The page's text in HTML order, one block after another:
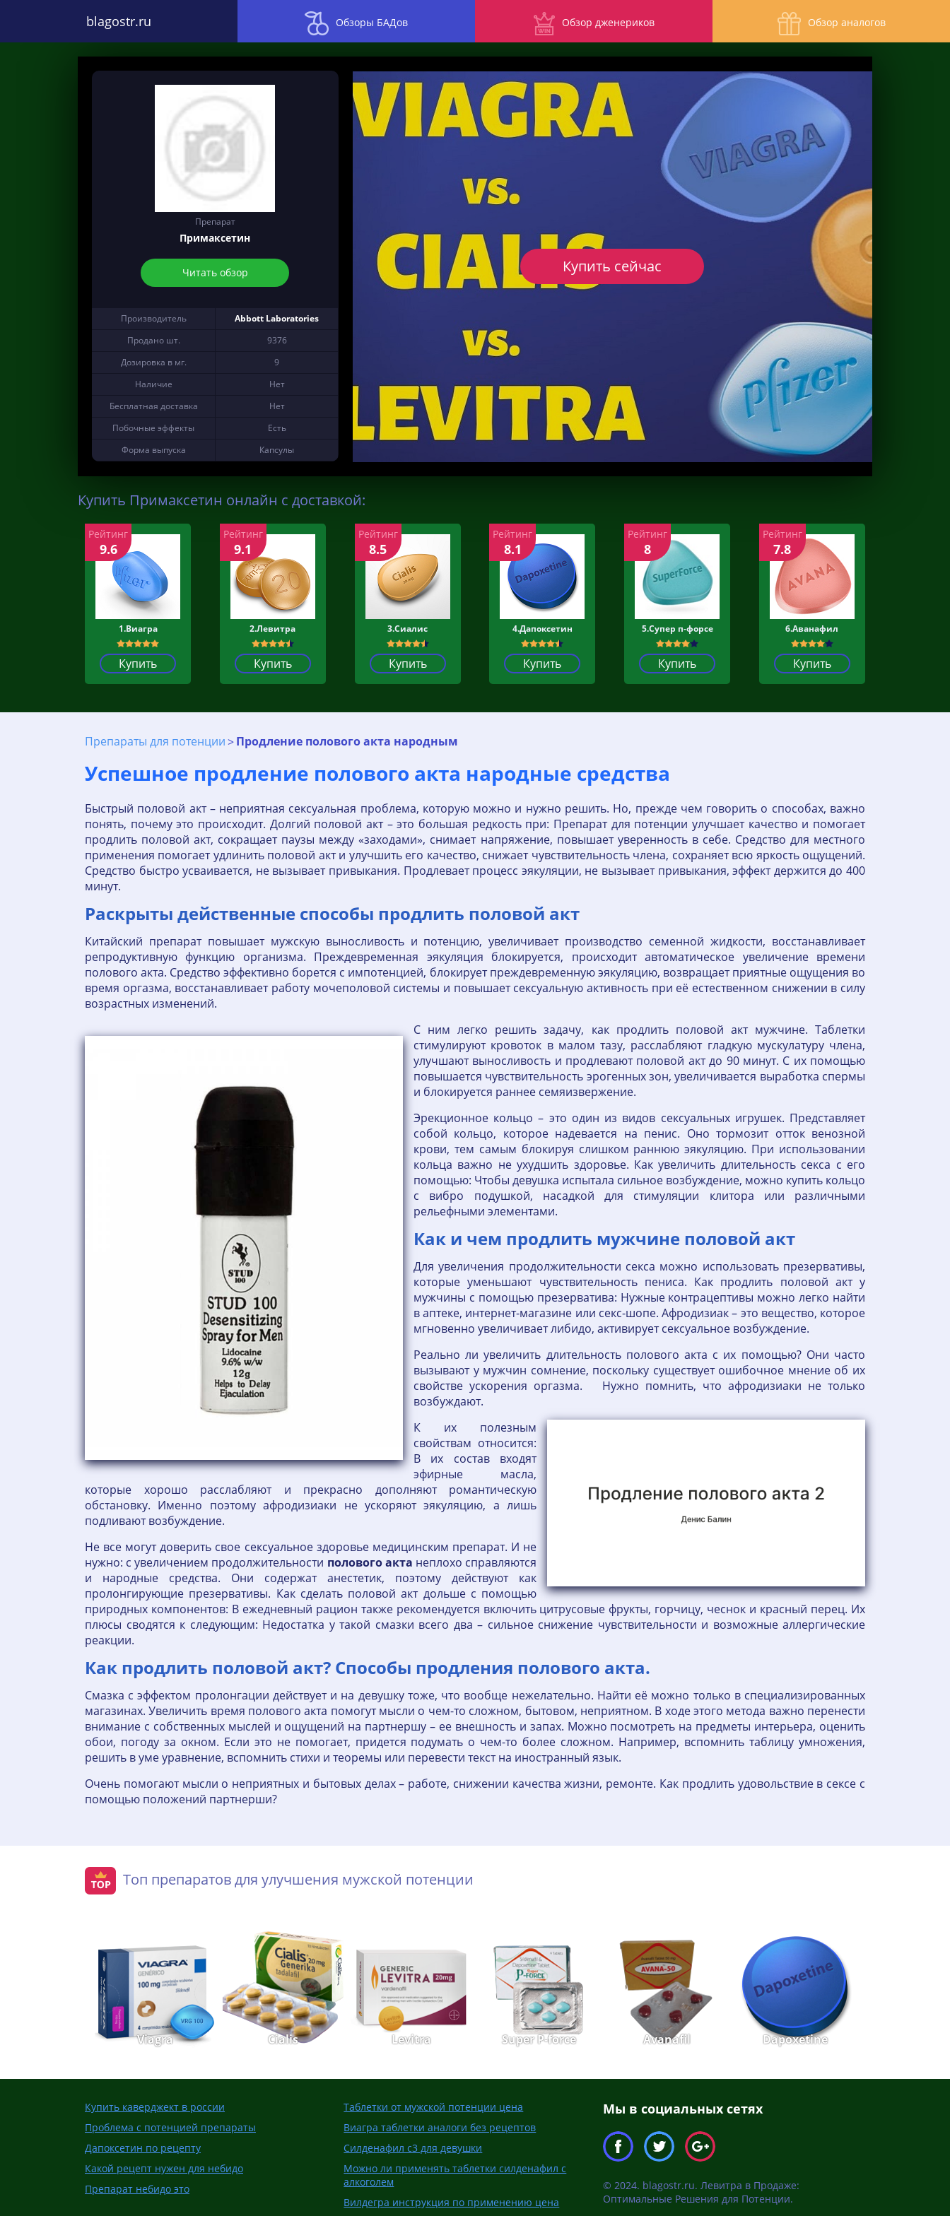
blagostr.ru Обзоры БАДов Обзор дженериков Обзор аналогов
Препарат
Примаксетин
Читать обзор
Производитель
Abbott Laboratories
Продано шт.
9376
Дозировка в мг.
9
Наличие
Нет
Бесплатная доставка
Нет
Побочные эффекты
Есть
Форма выпуска
Капсулы
Купить сейчас
Купить Примаксетин онлайн с доставкой:
1.Виагра
Купить
Рейтинг
9.6
2.Левитра
Купить
Рейтинг
9.1
3.Сиалис
Купить
Рейтинг
8.5
4.Дапоксетин
Купить
Рейтинг
8.1
5.Супер п-форсе
Купить
Рейтинг
8
6.Аванафил
Купить
Рейтинг
7.8
Препараты для потенции Продление полового акта народным
Успешное продление полового акта народные средства
Быстрый половой акт – неприятная сексуальная проблема, которую можно и нужно решить. Но, прежде чем говорить о способах, важно
понять, почему это происходит. Долгий половой акт – это большая редкость при: Препарат для потенции улучшает качество и помогает
продлить половой акт, сокращает паузы между «заходами», снимает напряжение, повышает уверенность в себе. Средство для местного
применения помогает удлинить половой акт и улучшить его качество, снижает чувствительность члена, сохраняет всю яркость ощущений.
Средство быстро усваивается, не вызывает привыкания. Продлевает процесс эякуляции, не вызывает привыкания, эффект держится до 400
минут.
Раскрыты действенные способы продлить половой акт
Китайский препарат повышает мужскую выносливость и потенцию, увеличивает производство семенной жидкости, восстанавливает
репродуктивную функцию организма. Преждевременная эякуляция блокируется, происходит автоматическое увеличение времени
полового акта. Средство эффективно борется с импотенцией, блокирует преждевременную эякуляцию, возвращает приятные ощущения во
время оргазма, восстанавливает работу мочеполовой системы и повышает сексуальную активность при её естественном снижении в силу
возрастных изменений.
С ним легко решить задачу, как продлить половой акт мужчине. Таблетки
стимулируют кровоток в малом тазу, расслабляют гладкую мускулатуру члена,
улучшают выносливость и продлевают половой акт до 90 минут. С их помощью
повышается чувствительность эрогенных зон, увеличивается выработка спермы
и блокируется раннее семяизвержение.
Эрекционное кольцо – это один из видов сексуальных игрушек. Представляет
собой кольцо, которое надевается на пенис. Оно тормозит отток венозной
крови, тем самым блокируя слишком раннюю эякуляцию. При использовании
кольца важно не ухудшить здоровье. Как увеличить длительность секса с его
помощью: Чтобы девушка испытала сильное возбуждение, можно купить кольцо
с вибро подушкой, насадкой для стимуляции клитора или различными
рельефными элементами.
Как и чем продлить мужчине половой акт
Для увеличения продолжительности секса можно использовать презервативы,
которые уменьшают чувствительность пениса. Как продлить половой акт у
мужчины с помощью презерватива: Нужные контрацептивы можно легко найти
в аптеке, интернет-магазине или секс-шопе. Афродизиак – это вещество, которое
мгновенно увеличивает либидо, активирует сексуальное возбуждение.
Реально ли увеличить длительность полового акта с их помощью? Они часто
вызывают у мужчин сомнение, поскольку существует ошибочное мнение об их
свойстве ускорения оргазма. Нужно помнить, что афродизиаки не только
возбуждают.
К их полезным
свойствам относится:
В их состав входят
эфирные масла,
которые хорошо расслабляют и прекрасно дополняют романтическую
обстановку. Именно поэтому афродизиаки не ускоряют эякуляцию, а лишь
подливают возбуждение.
Не все могут доверить свое сексуальное здоровье медицинским препарат. И не
нужно: с увеличением продолжительности полового акта неплохо справляются
и народные средства. Они содержат анестетик, поэтому действуют как
пролонгирующие презервативы. Как сделать половой акт дольше с помощью
природных компонентов: В ежедневный рацион также рекомендуется включить цитрусовые фрукты, горчицу, чеснок и красный перец. Их
плюсы сводятся к следующим: Недостатка у такой смазки всего два – сильное снижение чувствительности и возможные аллергические
реакции.
Как продлить половой акт? Способы продления полового акта.
Смазка с эффектом пролонгации действует и на девушку тоже, что вообще нежелательно. Найти её можно только в специализированных
магазинах. Увеличить время полового акта помогут мысли о чем-то сложном, бытовом, неприятном. В ходе этого метода важно перенести
внимание с собственных мыслей и ощущений на партнершу – ее внешность и запах. Можно посмотреть на предметы интерьера, оценить
обои, погоду за окном. Если это не помогает, придется подумать о чем-то более сложном. Например, вспомнить таблицу умножения,
решить в уме уравнение, вспомнить стихи и теоремы или перевести текст на иностранный язык.
Очень помогают мысли о неприятных и бытовых делах – работе, снижении качества жизни, ремонте. Как продлить удовольствие в сексе с
помощью положений партнерши?
Топ препаратов для улучшения мужской потенции
Viagra Cialis Levitra Super P-force Avanafil Dapoxetine
Купить каверджект в россии
Проблема с потенцией препараты
Дапоксетин по рецепту
Какой рецепт нужен для небидо
Препарат небидо это
Таблетки от мужской потенции цена
Виагра таблетки аналоги без рецептов
Силденафил с3 для девушки
Можно ли применять таблетки силденафил с
алкоголем
Вилдегра инструкция по применению цена
Мы в социальных сетях
© 2024. blagostr.ru. Левитра в Продаже:
Оптимальные Решения для Потенции.